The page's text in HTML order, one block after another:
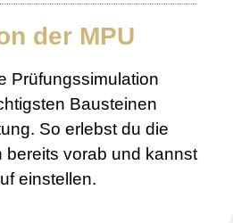
der MPU
Prüfungssimulation
Bausteinen
So erlebst du die
bereits vorab und kannst
einstellen.